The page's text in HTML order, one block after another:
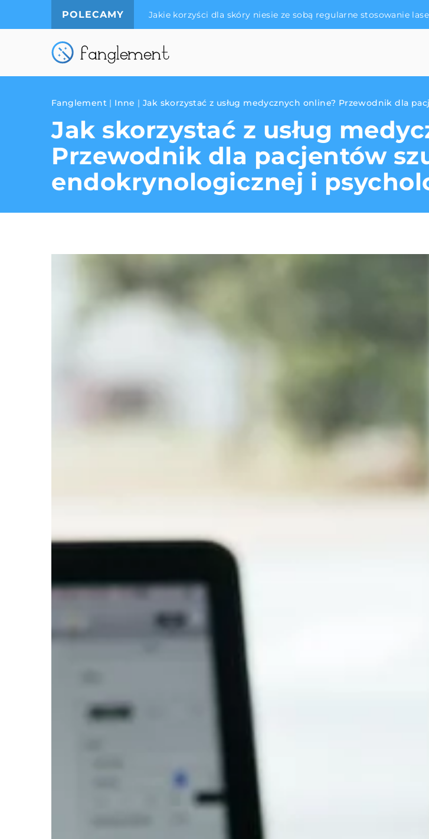
POLECAMY Jakie korzyści dla skóry niesie ze sobą regularne stosowanie
Fanglement | Inne |Jak skorzystać z usług medycznych online? Przewodnik dla
Jak skorzystać z usług
Przewodnik dla pacjentów
endokrynologicznej i